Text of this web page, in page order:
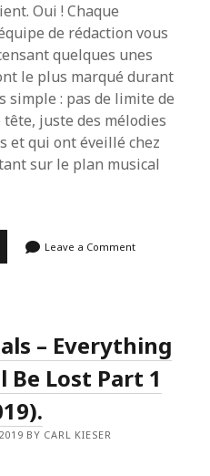
Oui ! Chaque
de rédaction vous
quelques unes
le plus marqué durant
simple : pas de limite de
juste des mélodies
et qui ont éveillé chez
sur le plan musical
Leave a Comment
– Everything
Be Lost Part 1
BY CARL KIESER